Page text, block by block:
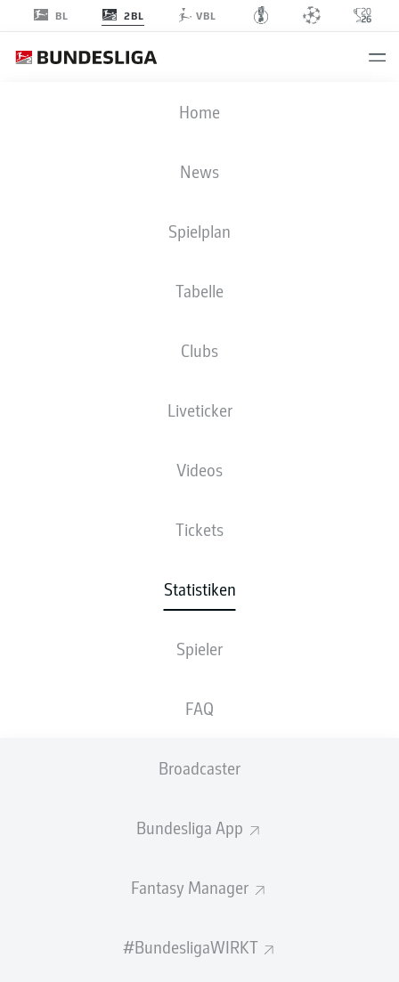
BL 2BL VBL
Home
News
Spielplan
Tabelle
Clubs
Liveticker
Videos
Tickets
Statistiken
Spieler
FAQ
Broadcaster
Bundesliga App
Fantasy Manager
#BundesligaWIRKT
2. BUNDESLIGA STATISTIKEN 2026-